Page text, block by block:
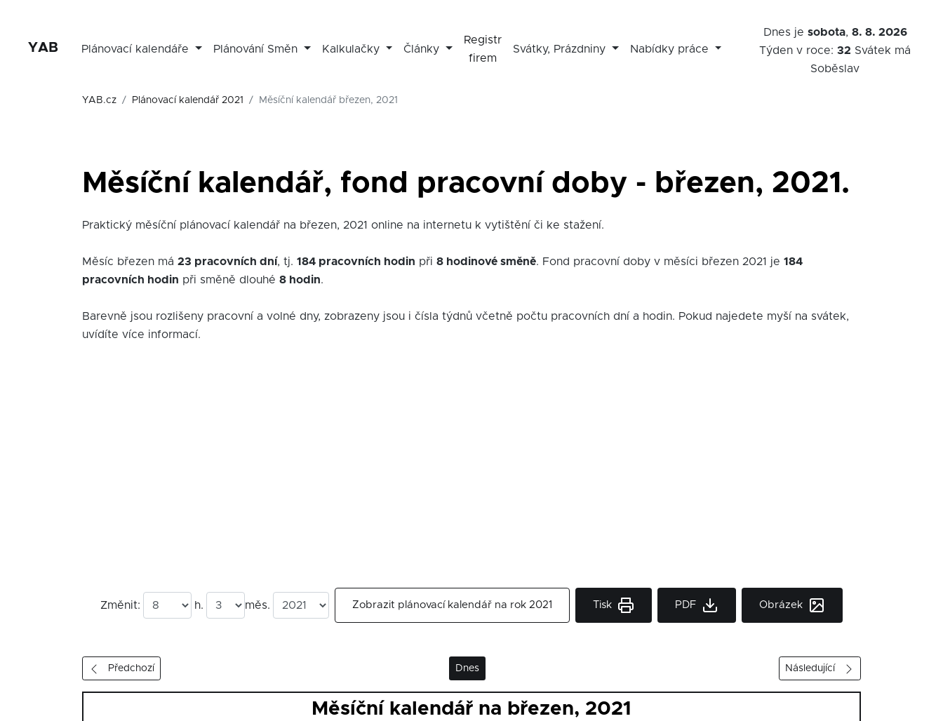
YAB Plánovací kalendáře Plánování Směn Kalkulačky Články
Registr
firem
Svátky, Prázdniny Nabídky práce
Dnes je sobota, 8. 8. 2026
Týden v roce:32 Svátek má
Soběslav
YAB.cz Plánovací kalendář 2021 Měsíční kalendář březen, 2021
Měsíční kalendář, fond pracovní doby - březen, 2021.
Praktický měsíční plánovací kalendář na březen, 2021 online na internetu k vytištění či ke stažení.
Měsíc březen má 23 pracovních dní, tj. 184 pracovních hodin při 8 hodinové směně. Fond pracovní doby v měsíci březen 2021 je 184
pracovních hodin při směně dlouhé 8 hodin.
Barevně jsou rozlišeny pracovní a volné dny, zobrazeny jsou i čísla týdnů včetně počtu pracovních dní a hodin. Pokud najedete myší na svátek,
uvídíte více informací.
Změnit: h. měs. Zobrazit plánovací kalendář na rok 2021 Tisk PDF Obrázek
Předchozí Dnes Následující
Měsíční kalendář na březen, 2021